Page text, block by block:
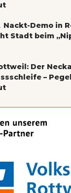
Nackt-Demo in
Stadt beim
Der
–